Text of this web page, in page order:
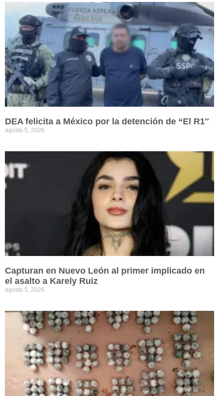
DEA felicita a México por la detención de “El R1″
agosto 5, 2026
Capturan en Nuevo León al primer implicado en
el asalto a Karely Ruiz
agosto 5, 2026